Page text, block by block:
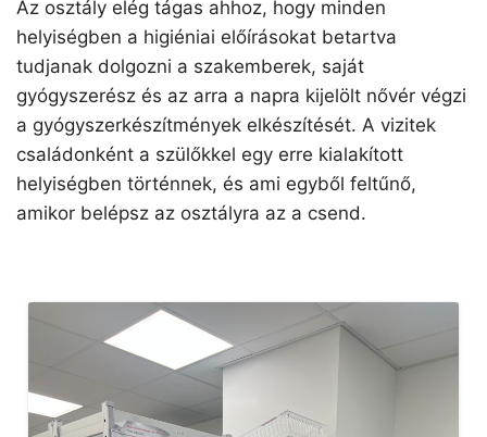
Az osztály elég tágas ahhoz, hogy minden
helyiségben a higiéniai előírásokat betartva
tudjanak dolgozni a szakemberek, saját
gyógyszerész és az arra a napra kijelölt nővér végzi
a gyógyszerkészítmények elkészítését. A vizitek
családonként a szülőkkel egy erre kialakított
helyiségben történnek, és ami egyből feltűnő,
amikor belépsz az osztályra az a csend.